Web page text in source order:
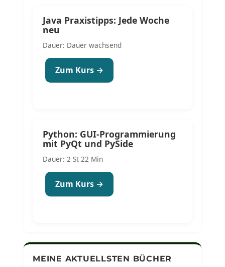
Java Praxistipps: Jede Woche
neu
Dauer: Dauer wachsend
Zum Kurs →
Python: GUI-Programmierung
mit PyQt und PySide
Dauer: 2 St 22 Min
Zum Kurs →
MEINE AKTUELLSTEN BÜCHER